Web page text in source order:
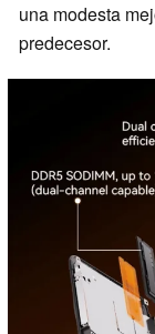
una modesta
predecesor.